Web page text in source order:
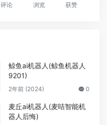
评论 浏览 获赞
鲸鱼ai机器人(鲸鱼机器人
9201)
2年前 (2024) 0
麦丘ai机器人(麦咭智能机
器人后悔)